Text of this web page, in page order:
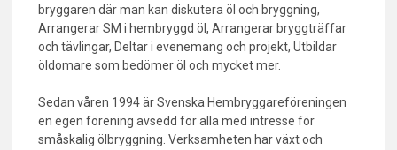
bryggaren där man kan diskutera öl och bryggning,
Arrangerar SM i hembryggd öl, Arrangerar bryggträffar
och tävlingar, Deltar i evenemang och projekt, Utbildar
öldomare som bedömer öl och mycket mer.
Sedan våren 1994 är Svenska Hembryggareföreningen
en egen förening avsedd för alla med intresse för
småskalig ölbryggning. Verksamheten har växt och